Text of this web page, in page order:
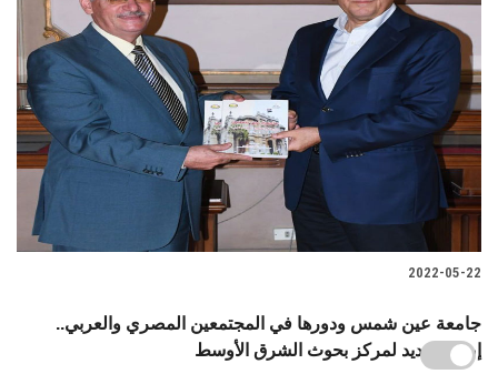
2022-05-22
جامعة عين شمس ودورها في المجتمعين المصري والعربي..
إصدار جديد لمركز بحوث الشرق الأوسط